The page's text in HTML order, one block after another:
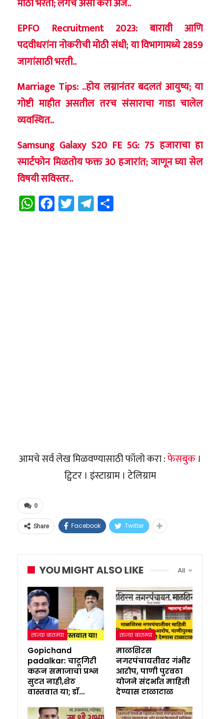
EPFO Recruitment 2023: बारावी आणि
पदवीधरांना नोकरीची मोठी संधी; या विभागामध्ये 2859
जागांसाठी भरती..
Marriage Tips: ..होय लग्नानंतर बदलतं आयुष्य; या
गोष्टी माहीत असतील तरच संसाराचा गाडा चालेल
व्यवस्थित..
Samsung Galaxy S20 FE 5G: 75 हजाराचा हा
स्मार्टफोन मिळतोय फक्त 30 हजारांत; जाणून घ्या सेल
विषयी सविस्तर..
WhatsApp
Facebook
TwitterTelegram
आमचे सर्व लेख मिळवण्यासाठी फॉलो करा :फेसबुक ।
ट्विटर । इंस्टाग्राम । टेलिग्राम
0
Share Facebook Twitter
All
YOU MIGHT ALSO LIKE
ताज्या बातम्या
Gopichand
padalkar: चाटूगिरी
करून समाजाचा प्रश्न
सुटत नाही,शेठ
वास्तवात या; डॉ…
ताज्या बातम्या
माळशिरस
नगरपंचायतीवर गंभीर
आरोप, पाणी पुरवठा
योजने संदर्भात माहिती
देण्यास टाळाटाळ